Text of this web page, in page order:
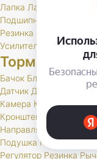
Лапка Лапки
Подшипник
Резинка
Усилитель
Цилиндр
Тормоза
Бачок Блок Вакуумный
Датчик Держатель
Камера Клапан Клин
Кронштейн
Направляющая
Обойма
Подушка Поршень
Регулятор Резинка